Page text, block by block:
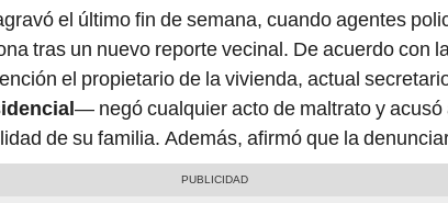
el último fin de semana, cuando agentes
tras un nuevo reporte vecinal. De acuerdo con
el propietario de la vivienda, actual
— negó cualquier acto de maltrato y acusó
de su familia. Además, afirmó que la